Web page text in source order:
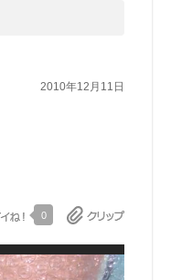
2010年12月11日
0